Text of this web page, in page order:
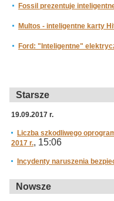
Fossil prezentuje
Multos - inteligentne karty
Ford: "Inteligentne"
Starsze
19.09.2017 r.
Liczba szkodliwego
2017 r., 15:06
Incydenty naruszenia
Nowsze